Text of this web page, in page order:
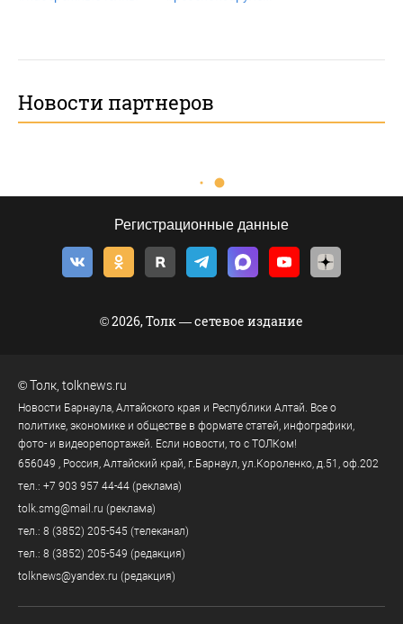
Новости партнеров
Регистрационные данные
© 2026, Толк — сетевое издание
©Толк tolknews.ru
Новости Барнаула, Алтайского края и Республики Алтай. Все о
политике, экономике и обществе в формате статей, инфографики,
фото- и видеорепортажей. Если новости, то с ТОЛКом!
656049 , Россия, Алтайский край, г.Барнаул, ул.Короленко, д.51, оф.202
тел.: +7 903 957 44-44 (реклама)
tolk.smg@mail.ru (реклама)
тел.: 8 (3852) 205-545 (телеканал)
тел.: 8 (3852) 205-549 (редакция)
tolknews@yandex.ru (редакция)